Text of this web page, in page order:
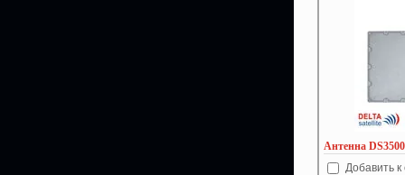
Антенна
Добавить